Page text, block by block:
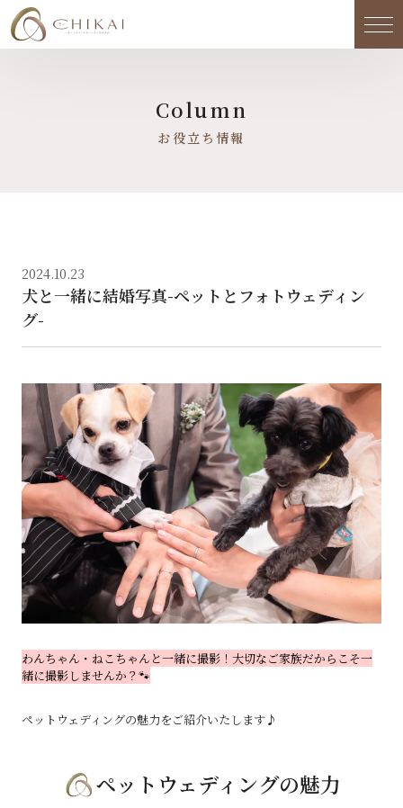
メ
Column
お役立ち情報
2024.10.23
犬と一緒に結婚写真-ペットとフォトウェディン
グ-
わんちゃん・ねこちゃんと一緒に撮影！大切なご家族だからこそ一
緒に撮影しませんか？🐾
ペットウェディングの魅力をご紹介いたします♪
ペットウェディングの魅力